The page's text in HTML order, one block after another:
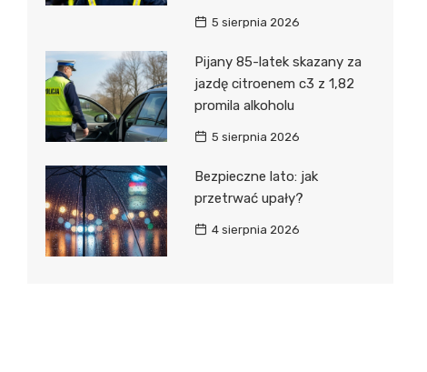
5 sierpnia 2026
Pijany 85-latek skazany za
jazdę citroenem c3 z 1,82
promila alkoholu
5 sierpnia 2026
Bezpieczne lato: jak
przetrwać upały?
4 sierpnia 2026